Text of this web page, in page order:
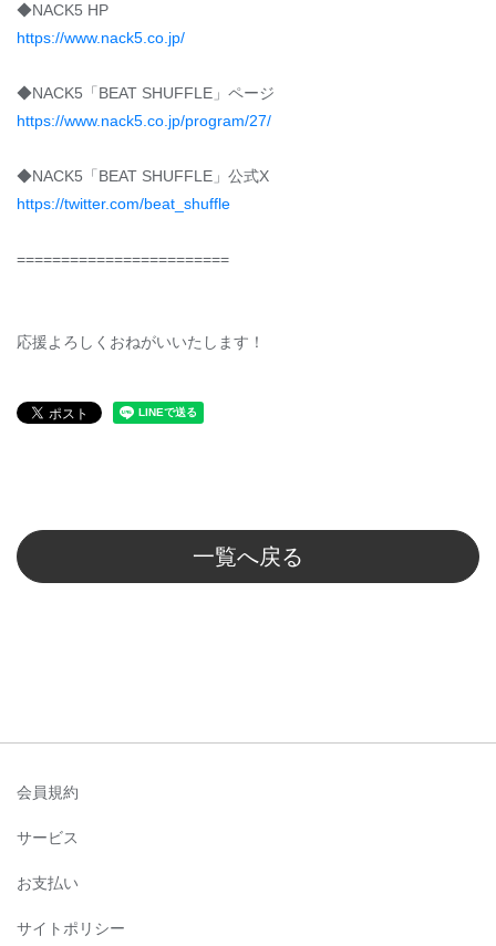
◆NACK5 HP
https://www.nack5.co.jp/
◆NACK5「BEAT SHUFFLE」ページ
https://www.nack5.co.jp/program/27/
◆NACK5「BEAT SHUFFLE」公式X
https://twitter.com/beat_shuffle
========================
応援よろしくおねがいいたします！
一覧へ戻る
会員規約
サービス
お支払い
サイトポリシー